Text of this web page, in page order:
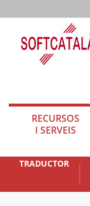
RECURSOS
I SERVEIS
TRADUCTOR